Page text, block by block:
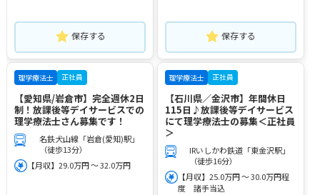
保存する 保存する
理学療法士 正社員
【愛知県/岩倉市】完全週休2日
制！放課後等デイサービスでの
理学療法士さん募集です！
名鉄犬山線「岩倉(愛知)駅」
（徒歩13分）
【月収】29.0万円 ～ 32.0万円
理学療法士 正社員
【石川県／金沢市】年間休日
115日♪放課後等デイサービス
にて理学療法士の募集＜正社員
＞
IRいしかわ鉄道「東金沢駅」
（徒歩16分）
【月収】25.0万円 ～ 30.0万円程
度 諸手当込